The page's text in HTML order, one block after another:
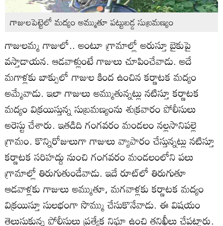
గాజులపెట్టెలో మద్యం అమ్ముతూ పట్టుబడ్డ సుబ్రమణ్యం
గాజులమ్మ గాజులో.. అంటూ గ్రామాల్లో అరుస్తూ బైకుపై
వస్తాడాయన. ఆడవాళ్లుంటే గాజులు చూపించేవాడు. అదే
మగాళ్లకు బాక్సులో గాజుల కింద ఉంచిన కర్ణాటక మద్యం
అమ్మేవాడు. ఇలా గాజులు అమ్ముతున్నట్లు నటిస్తూ కర్ణాటక
మద్యం విక్రయిస్తున్న సుబ్రమణ్యంను శుక్రవారం పోలీసులు
అరెస్టు చేశారు. ఇతడిది గంగవరం మండలం నల్లసానిపల్లె
గ్రామం. కొన్నిరోజులుగా గాజులు వ్యాపారం చేస్తున్నట్లు నటిస్తూ
కర్ణాటక సరిహద్దు నుంచి గంగవరం మండలంలోని పలు
గ్రామాల్లో తిరుగుతుండేవాడు. ఇదే రూట్‌లో తిరుగుతూ
ఆడవాళ్లకు గాజులు అమ్ముతూ, మగవాళ్లకు కర్ణాటక మద్యం
విక్రయిస్తూ సులభంగా సొమ్ము చేసుకొనేవాడు. ఈ విషయం
తెలుసుకున్న పోలీసులు ప్రత్యేక నిఘా ఉంచి తనిఖీలు చేపట్టారు.